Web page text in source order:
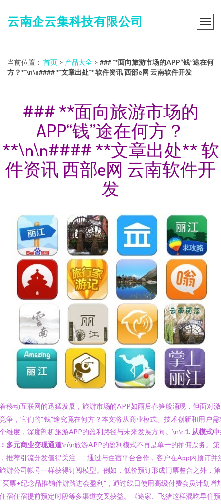
云南企云集科技有限公司
当前位置： 首页 > 产品大全 > ### **面向旅游市场的APP“钱”途在何
方？**\n\n#### **文章出处** 软件资讯 西部e网 云南软件开发
### **面向旅游市场的
APP“钱”途在何方？
**\n\n#### **文章出处** 软
件资讯 西部e网 云南软件开
发
移动互联网的迅猛发展，旅游市场的APP如雨后春笋般涌现，但面对
争，它们的“钱”途究竟在何方？本文将从商业模式、技术创新和用户需
维度，深度剖析旅游APP的盈利路径与未来发展方向。\n\n1. 从模式
多元商业变现通道\n\n旅游APP的盈利模式不再是单一的抽佣票务。第
推荐引流分发值得关注——通过与住宿平台合作，客户在App内预订并
游公司帐号一样获得订阅模型。例如，低价预订形成门票整合之外，
买票+纪念品推销伴游路进会盈利”，通过线日使用高级付费会员计划增
宿住宿提前预定时段等多渠道交叉获益。《途家、飞猪这样混吃早住